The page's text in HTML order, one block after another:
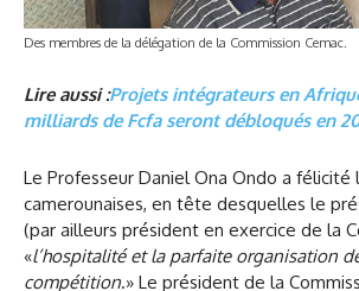
Des membres de la délégation de la Commission Cemac.
Lire aussi :Projets intégrateurs en
milliards de Fcfa seront débloqués en
Le Professeur Daniel Ona Ondo a félicité
camerounaises, en tête desquelles le
(par ailleurs président en exercice de la
«l’hospitalité et la parfaite organisation
compétition.» Le président de la